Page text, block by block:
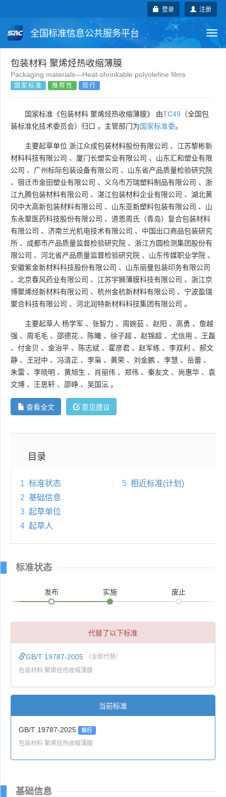
注册
登录
全国标准信息公共服务平台
国家标准 行业标准
团体标准
国外标准 技术委员会
包装材料 聚烯烃热收缩薄膜
Packaging materials—Heat-shrinkable polyolefine films
国家标准 推荐性 现行
国家标准《包装材料 聚烯烃热收缩薄膜》 由TC49 （全国包
装标准化技术委员会）归口 ，主管部门为国家标准委。
主要起草单位 浙江众成包装材料股份有限公司 、 江苏黎彬新
材料科技有限公司 、 厦门长塑实业有限公司 、 山东汇和塑业有限
公司 、 广州标际包装设备有限公司 、 山东省产品质量检验研究院
、 宿迁市金田塑业有限公司 、 义乌市万瑞塑料制品有限公司 、 浙
江九腾包装材料有限公司 、 湛江包装材料企业有限公司 、 湖北黄
冈中大高新包装材料有限公司 、 山东亚新塑料包装有限公司 、 山
东永聚医药科技股份有限公司 、 道恩周氏（青岛）复合包装材料
有限公司 、 济南兰光机电技术有限公司 、 中国出口商品包装研究
所 、 成都市产品质量监督检验研究院 、 浙江方圆检测集团股份有
限公司 、 河北省产品质量监督检验研究院 、 山东传媒职业学院 、
安徽紫金新材料科技股份有限公司 、 山东丽曼包装印务有限公司
、 北京春风药业有限公司 、 江苏宇狮薄膜科技有限公司 、 浙江京
博聚烯烃新材料有限公司 、 杭州金杭新材料有限公司 、 宁波盈瑞
聚合科技有限公司 、 河北润特新材料科技集团有限公司 。
主要起草人 杨学军 、 张智力 、 周婉茹 、 赵阳 、 高勇 、 詹越
强 、 周毛毛 、 邵德花 、 陈曦 、 徐子超 、 赵锦超 、 尤信用 、 王磊
、 付金贝 、 金治平 、 陈志斌 、 霍彦君 、 赵军练 、 李双利 、 郝文
静 、 王冠中 、 冯清正 、 李枭 、 黄荣 、 刘金鹏 、 李慧 、 岳蕾 、
朱雷 、 李晓明 、 黄旭生 、 肖丽伟 、 郑伟 、 秦友文 、 尚惠华 、 袁
文博 、 王思轩 、 邵峥 、 吴国沄 。
查看全文 意见建议
目录
1 标准状态
2 基础信息
3 起草单位
4 起草人
5 相近标准(计划)
标准状态
发布 实施 废止
代替了以下标准
GB/T 19787-2005 （全部代替）
包装材料 聚烯烃热收缩薄膜
当前标准
GB/T 19787-2025 现行
包装材料 聚烯烃热收缩薄膜
基础信息